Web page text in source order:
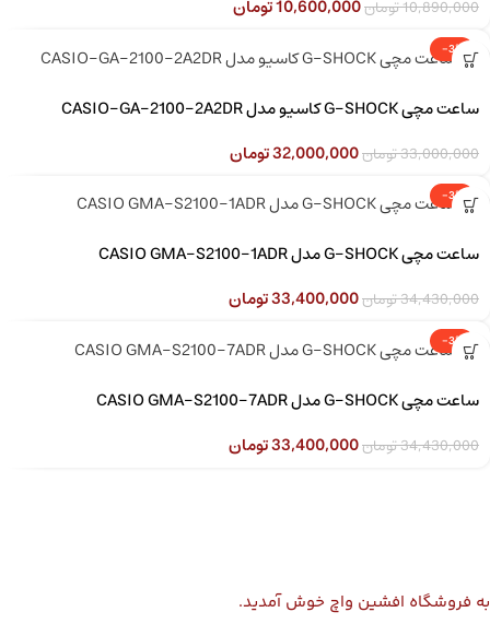
10,890,000تومان10,600,000تومان
-3%
ساعت مچی G-SHOCK کاسیو مدل CASIO-GA-2100-2A2DR
33,000,000تومان32,000,000تومان
-3%
ساعت مچی G-SHOCK مدل CASIO GMA-S2100-1ADR
34,430,000تومان33,400,000تومان
-3%
ساعت مچی G-SHOCK مدل CASIO GMA-S2100-7ADR
34,430,000تومان33,400,000تومان
به فروشگاه افشین واچ خوش آمدید.